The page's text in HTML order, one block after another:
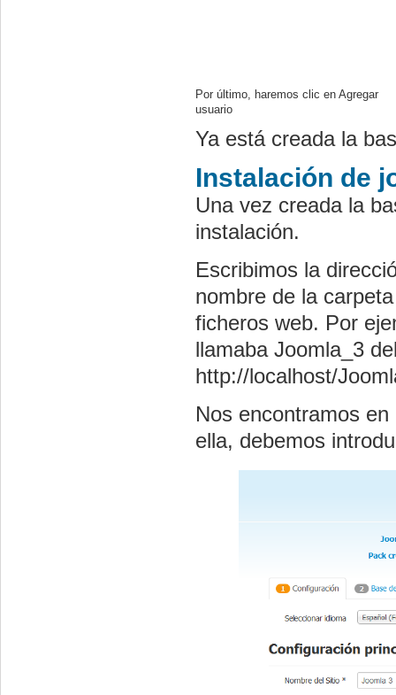
Por último, haremos clic en Agregar
usuario
Ya está creada la
Instalación de
Una vez creada la
instalación.
Escribimos la
nombre de la
ficheros web. Por
llamaba Joomla_3
http://localhost/
Nos encontramos
ella, debemos